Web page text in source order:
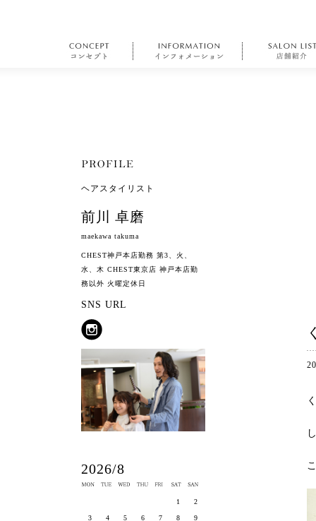
ヘアスタイリスト
前川 卓磨
maekawa takuma
CHEST神戸本店勤務 第3、火、
水、木 CHEST東京店 神戸本店勤
務以外 火曜定休日
SNS URL
2026/8
1 2
3 4 5 6 7 8 9